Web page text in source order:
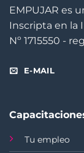
EMPUJAR es
Inscripta en la
Nº 1715550 -
E-MAIL
Tu empleo